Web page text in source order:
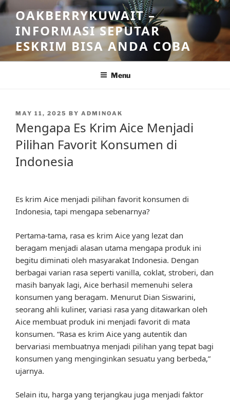
Skip
to
content
OAKBERRYKUWAIT –
INFORMASI SEPUTAR
ESKRIM BISA ANDA COBA
Menu
POSTED
MAY 11, 2025 BY ADMINOAK
Mengapa Es Krim Aice Menjadi
Pilihan Favorit Konsumen di
Indonesia
Es krim Aice menjadi pilihan favorit konsumen di
Indonesia, tapi mengapa sebenarnya?
Pertama-tama, rasa es krim Aice yang lezat dan
beragam menjadi alasan utama mengapa produk ini
begitu diminati oleh masyarakat Indonesia. Dengan
berbagai varian rasa seperti vanilla, coklat, stroberi, dan
masih banyak lagi, Aice berhasil memenuhi selera
konsumen yang beragam. Menurut Dian Siswarini,
seorang ahli kuliner, variasi rasa yang ditawarkan oleh
Aice membuat produk ini menjadi favorit di mata
konsumen. “Rasa es krim Aice yang autentik dan
bervariasi membuatnya menjadi pilihan yang tepat bagi
konsumen yang menginginkan sesuatu yang berbeda,”
ujarnya.
Selain itu, harga yang terjangkau juga menjadi faktor